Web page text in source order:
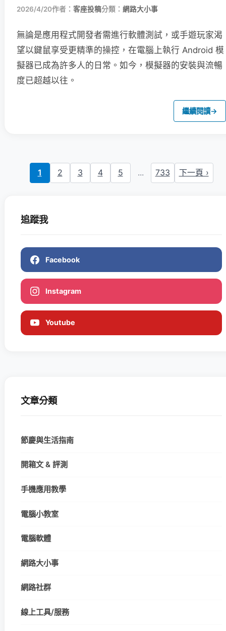
2026/4/20作者： 客座投稿分類： 網路大小事
無論是應用程式開發者需進行軟體測試，或手遊玩家渴
望以鍵鼠享受更精準的操控，在電腦上執行 Android 模
擬器已成為許多人的日常。如今，模擬器的安裝與流暢
度已超越以往。
繼續閱讀→
1 2 3 4 5 ... 733 下一頁 ›
追蹤我
Facebook
Instagram
Youtube
文章分類
節慶與生活指南
開箱文 & 評測
手機應用教學
電腦小教室
電腦軟體
網路大小事
網路社群
線上工具/服務